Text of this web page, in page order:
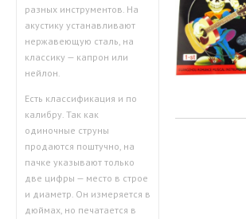
разных инструментов. На
акустику устанавливают
нержавеющую сталь, на
классику — капрон или
нейлон.
Есть классификация и по
калибру. Так как
одиночные струны
продаются поштучно, на
пачке указывают только
две цифры — место в строе
и диаметр. Он измеряется в
дюймах, но печатается в